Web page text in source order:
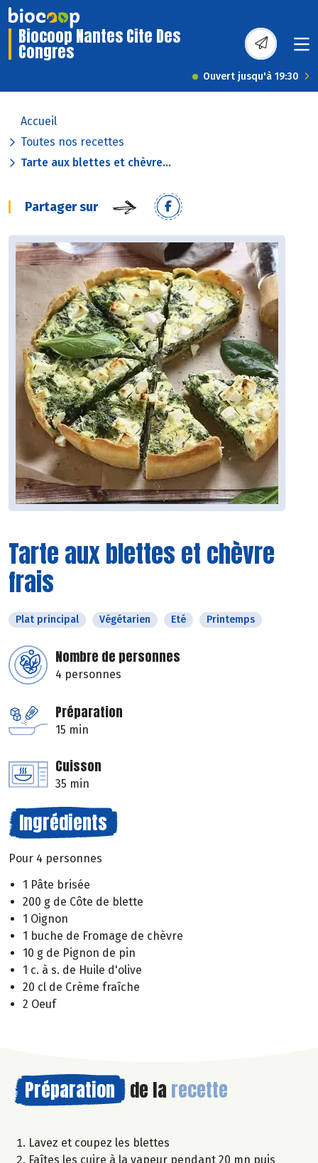
Biocoop Nantes Cite Des
Congres
Ouvert jusqu'à 19:30
Accueil
Toutes nos recettes
Tarte aux blettes et chèvre...
Partager sur
Tarte aux blettes et chèvre
frais
Plat principal Végétarien Eté Printemps
Nombre de personnes
4 personnes
Préparation
15 min
Cuisson
35 min
Ingrédients
Pour 4 personnes
1 Pâte brisée
200 g de Côte de blette
1 Oignon
1 buche de Fromage de chèvre
10 g de Pignon de pin
1 c. à s. de Huile d'olive
20 cl de Crème fraîche
2 Oeuf
Préparation de la recette
Lavez et coupez les blettes
Faîtes les cuire à la vapeur pendant 20 mn puis